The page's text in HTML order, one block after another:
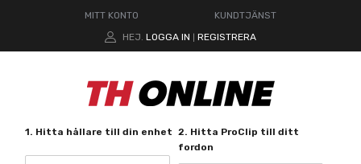
MITT KONTO
KUNDTJÄNST
HEJ. LOGGA IN REGISTRERA
1. Hitta hållare till din enhet 2. Hitta ProClip till ditt
fordon